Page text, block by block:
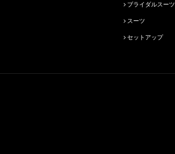
ブライダルスーツ
スーツ
セットアップ